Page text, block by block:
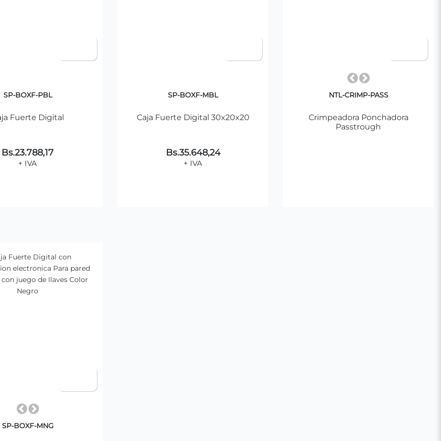
SP-BOXF-PBL
Fuerte Digital
Bs.23.788,17
+ IVA
SP-BOXF-MBL
Caja Fuerte Digital 30x20x20
Bs.35.648,24
+ IVA
NTL-CRIMP-PASS
Crimpeadora Ponchadora
Passtrough
SP-BOXF-MNG